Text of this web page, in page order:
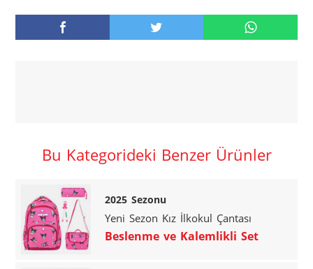
Bu Kategorideki Benzer Ürünler
2025 Sezonu
Yeni Sezon Kız İlkokul Çantası
Beslenme ve Kalemlikli Set